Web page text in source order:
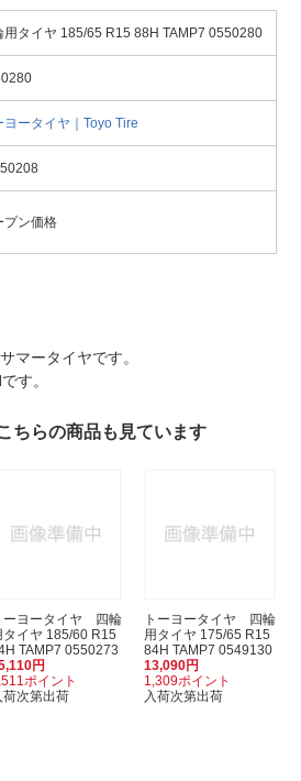
用タイヤ 185/65 R15 88H TAMP7 0550280
ヨータイヤ｜Toyo Tire
プン価格
マータイヤです。
す。
ちらの商品も見ています
ーヨータイヤ 四輪
タイヤ 185/60 R15
TAMP7 0550273
円
ポイント
荷次第出荷
トーヨータイヤ 四輪
用タイヤ 175/65 R15
84H TAMP7 0549130
13,090円
1,309ポイント
入荷次第出荷